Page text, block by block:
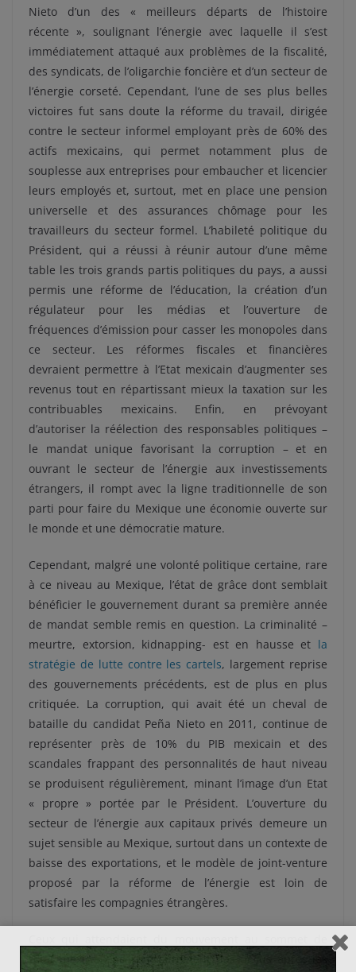
Nieto d’un des « meilleurs départs de l’histoire
récente », soulignant l’énergie avec laquelle il s’est
immédiatement attaqué aux problèmes de la fiscalité,
des syndicats, de l’oligarchie foncière et d’un secteur de
l’énergie corseté. Cependant, l’une de ses plus belles
victoires fut sans doute la réforme du travail, dirigée
contre le secteur informel employant près de 60% des
actifs mexicains, qui permet notamment plus de
souplesse aux entreprises pour embaucher et licencier
leurs employés et, surtout, met en place une pension
universelle et des assurances chômage pour les
travailleurs du secteur formel. L’habileté politique du
Président, qui a réussi à réunir autour d’une même
table les trois grands partis politiques du pays, a aussi
permis une réforme de l’éducation, la création d’un
régulateur pour les médias et l’ouverture de
fréquences d’émission pour casser les monopoles dans
ce secteur. Les réformes fiscales et financières
devraient permettre à l’Etat mexicain d’augmenter ses
revenus tout en répartissant mieux la taxation sur les
contribuables mexicains. Enfin, en prévoyant
d’autoriser la réélection des responsables politiques –
le mandat unique favorisant la corruption – et en
ouvrant le secteur de l’énergie aux investissements
étrangers, il rompt avec la ligne traditionnelle de son
parti pour faire du Mexique une économie ouverte sur
le monde et une démocratie mature.
Cependant, malgré une volonté politique certaine, rare
à ce niveau au Mexique, l’état de grâce dont semblait
bénéficier le gouvernement durant sa première année
de mandat semble remis en question. La criminalité –
meurtre, extorsion, kidnapping- est en hausse et la
stratégie de lutte contre les cartels, largement reprise
des gouvernements précédents, est de plus en plus
critiquée. La corruption, qui avait été un cheval de
bataille du candidat Peña Nieto en 2011, continue de
représenter près de 10% du PIB mexicain et des
scandales frappant des personnalités de haut niveau
se produisent régulièrement, minant l’image d’un Etat
« propre » portée par le Président. L’ouverture du
secteur de l’énergie aux capitaux privés demeure un
sujet sensible au Mexique, surtout dans un contexte de
baisse des exportations, et le modèle de joint-venture
proposé par la réforme de l’énergie est loin de
satisfaire les compagnies étrangères.
l’Etat mexicain ne sont surement pas déçus après les